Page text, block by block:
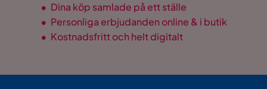
• Dina köp samlade på ett ställe
• Personliga erbjudanden online & i butik
• Kostnadsfritt och helt digitalt